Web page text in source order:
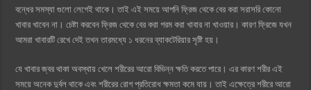
বন্ধের সমস্যা গুলো লেগেই থাকে। তাই এই সময়ে আপনি ফ্রিজ থেকে বের করা সরাসরি কোনো
খাবার খাবেন না। চেষ্টা করবেন ফ্রিজ থেকে বের করা গরম করা খাবার না খাওয়ার। কারণ ফ্রিজে যখন
আমরা খাবারটি রেখে দেই তখন তারমধ্যে ১ ধরনের ব্যাকটেরিয়ার সৃষ্টি হয়।
যে খাবার জ্বর থাকা অবস্থায় খেলে শরীরের আরো বিভিন্ন ক্ষতি করতে পারে। এর কারণ শরীর এই
সময়ে অনেক দুর্বল থাকে এবং শরীরের রোগ প্রতিরোধ ক্ষমতা কমে যায়। তাই এক্ষেত্রে শরীরে আরো